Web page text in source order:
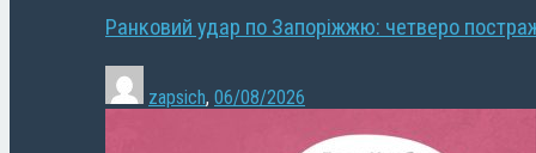
Ранковий удар по Запоріжжю: четверо
zapsich, 06/08/2026